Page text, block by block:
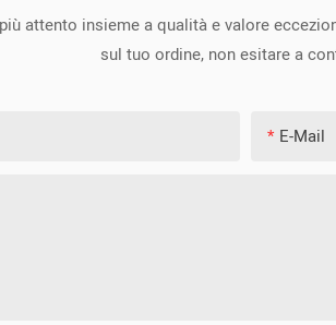
attento insieme a qualità e valore
sul tuo ordine, non esitare a
E-Mail